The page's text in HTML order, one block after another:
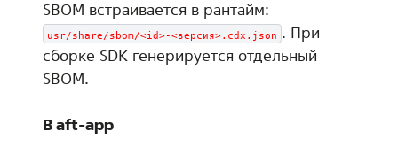
SBOM встраивается в рантайм:
usr/share/sbom/<id>-<версия>.cdx.json . При
сборке SDK генерируется отдельный
SBOM.
В aft-app